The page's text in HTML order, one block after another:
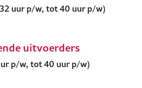
uur p/w, tot 40 uur p/w)
uitvoerders
p/w, tot 40 uur p/w)